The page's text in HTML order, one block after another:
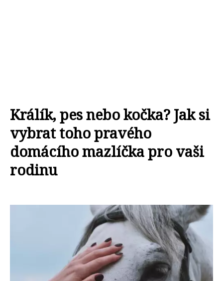
Králík, pes nebo kočka? Jak si
vybrat toho pravého
domácího mazlíčka pro vaši
rodinu